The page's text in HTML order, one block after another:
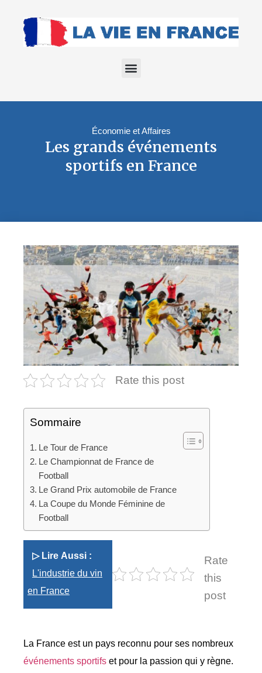
Économie et Affaires
Les grands événements
sportifs en France
Rate this post
Sommaire
Le Tour de France
Le Championnat de France de
Football
Le Grand Prix automobile de France
La Coupe du Monde Féminine de
Football
▷ Lire Aussi :
L'industrie du vin
en France
Rate
this
post
La France est un pays reconnu pour ses nombreux
événements sportifs et pour la passion qui y règne.